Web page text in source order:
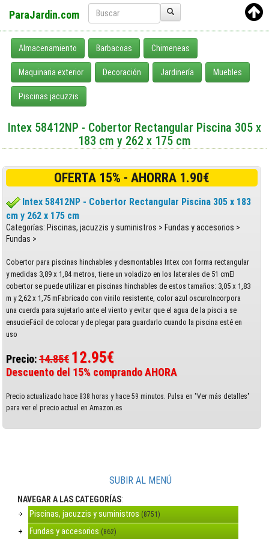
ParaJardin.com
Almacenamiento Barbacoas Chimeneas
Maquinaria exterior Decoración Jardinería Muebles
Piscinas jacuzzis
Intex 58412NP - Cobertor Rectangular Piscina 305 x
183 cm y 262 x 175 cm
OFERTA 15% - AHORRA 1.90€
Intex 58412NP - Cobertor Rectangular Piscina 305 x 183
cm y 262 x 175 cm
Categorías: Piscinas, jacuzzis y suministros > Fundas y accesorios >
Fundas >
Cobertor para piscinas hinchables y desmontables Intex con forma rectangular
y medidas 3,89 x 1,84 metros, tiene un voladizo en los laterales de 51 cmEl
cobertor se puede utilizar en piscinas hinchables de estos tamaños: 3,05 x 1,83
m y 2,62 x 1,75 mFabricado con vinilo resistente, color azul oscuroIncorpora
una cuerda para sujetarlo ante el viento y evitar que el agua de la pisci a se
ensucieFácil de colocar y de plegar para guardarlo cuando la piscina esté en
uso
Precio:14.85€ 12.95€
Descuento del 15% comprando AHORA
Precio actualizado hace 838 horas y hace 59 minutos. Pulsa en "Ver más detalles"
para ver el precio actual en Amazon.es
SUBIR AL MENÚ
NAVEGAR A LAS CATEGORÍAS:
Piscinas, jacuzzis y suministros (8751)
Fundas y accesorios (862)